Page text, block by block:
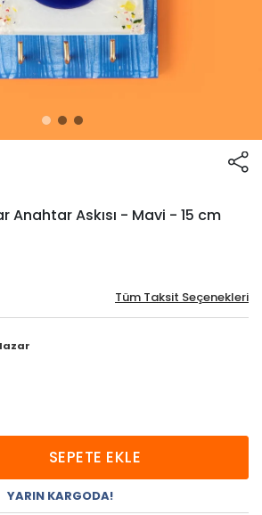
Anahtar Askısı - Mavi - 15 cm
Tüm Taksit Seçenekleri
SEPETE EKLE
YARIN KARGODA!